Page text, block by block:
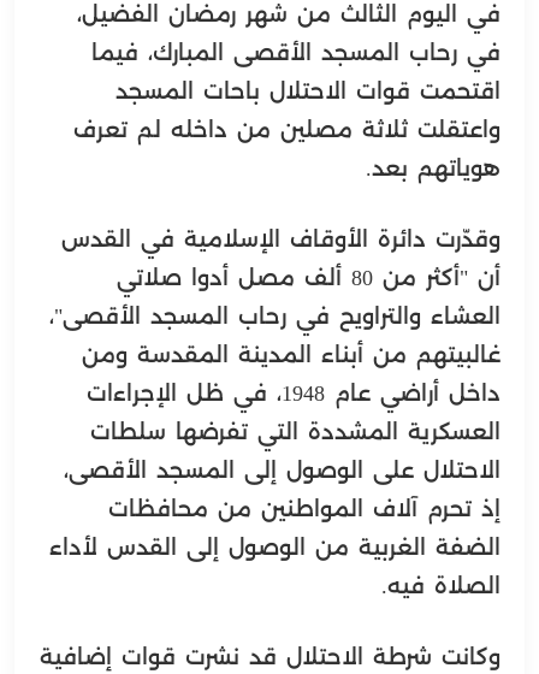
في اليوم الثالث من شهر رمضان الفضيل،
في رحاب المسجد الأقصى المبارك، فيما
اقتحمت قوات الاحتلال باحات المسجد
واعتقلت ثلاثة مصلين من داخله لم تعرف
هوياتهم بعد.
وقدّرت دائرة الأوقاف الإسلامية في القدس
أن "أكثر من 80 ألف مصل أدوا صلاتي
العشاء والتراويح في رحاب المسجد الأقصى"،
غالبيتهم من أبناء المدينة المقدسة ومن
داخل أراضي عام 1948، في ظل الإجراءات
العسكرية المشددة التي تفرضها سلطات
الاحتلال على الوصول إلى المسجد الأقصى،
إذ تحرم آلاف المواطنين من محافظات
الضفة الغربية من الوصول إلى القدس لأداء
الصلاة فيه.
وكانت شرطة الاحتلال قد نشرت قوات إضافية